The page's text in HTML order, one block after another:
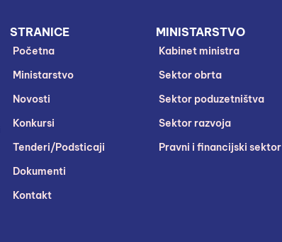
STRANICE
Početna
Ministarstvo
Novosti
Konkursi
Tenderi/Podsticaji
Dokumenti
Kontakt
MINISTARSTVO
Kabinet ministra
Sektor obrta
Sektor poduzetništva
Sektor razvoja
Pravni i financijski sektor